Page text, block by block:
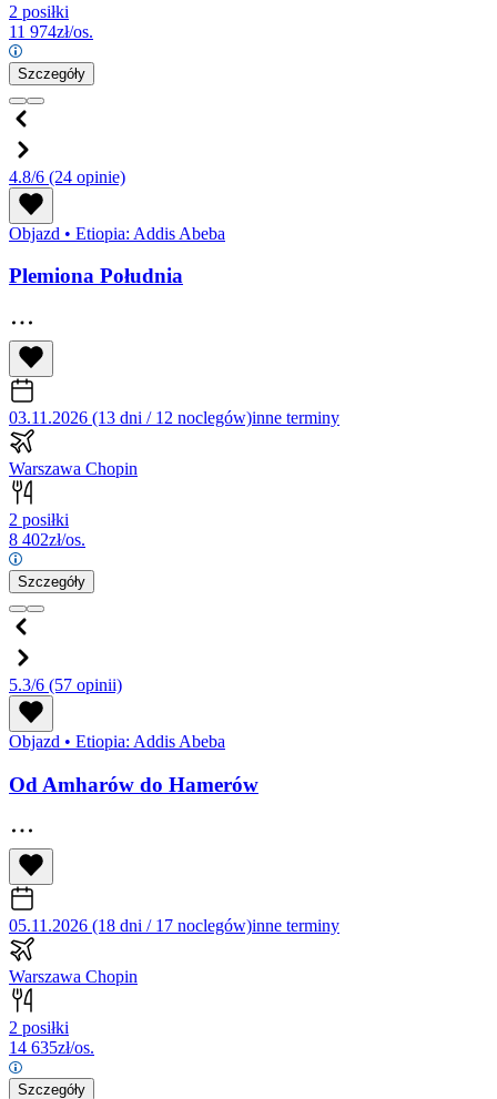
2 posiłki
11 974zł/os.
Szczegóły
4.8/6 (24 opinie)
Objazd • Etiopia: Addis Abeba
Plemiona Południa
03.11.2026 (13 dni / 12 noclegów)inne terminy
Warszawa Chopin
2 posiłki
8 402zł/os.
Szczegóły
5.3/6 (57 opinii)
Objazd • Etiopia: Addis Abeba
Od Amharów do Hamerów
05.11.2026 (18 dni / 17 noclegów)inne terminy
Warszawa Chopin
2 posiłki
14 635zł/os.
Szczegóły